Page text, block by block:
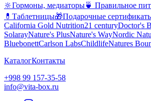
🔆Гормоны, медиаторы🍵 Правильное
💊Таблетницы🎁Подарочные
California Gold Nutrition21 centuryDoctor's
SolarayNature's PlusNature's WayNordic
BluebonettCarlson LabsChildlifeNatures
КаталогКонтакты
+998 99 157-35-58
info@vita-box.ru